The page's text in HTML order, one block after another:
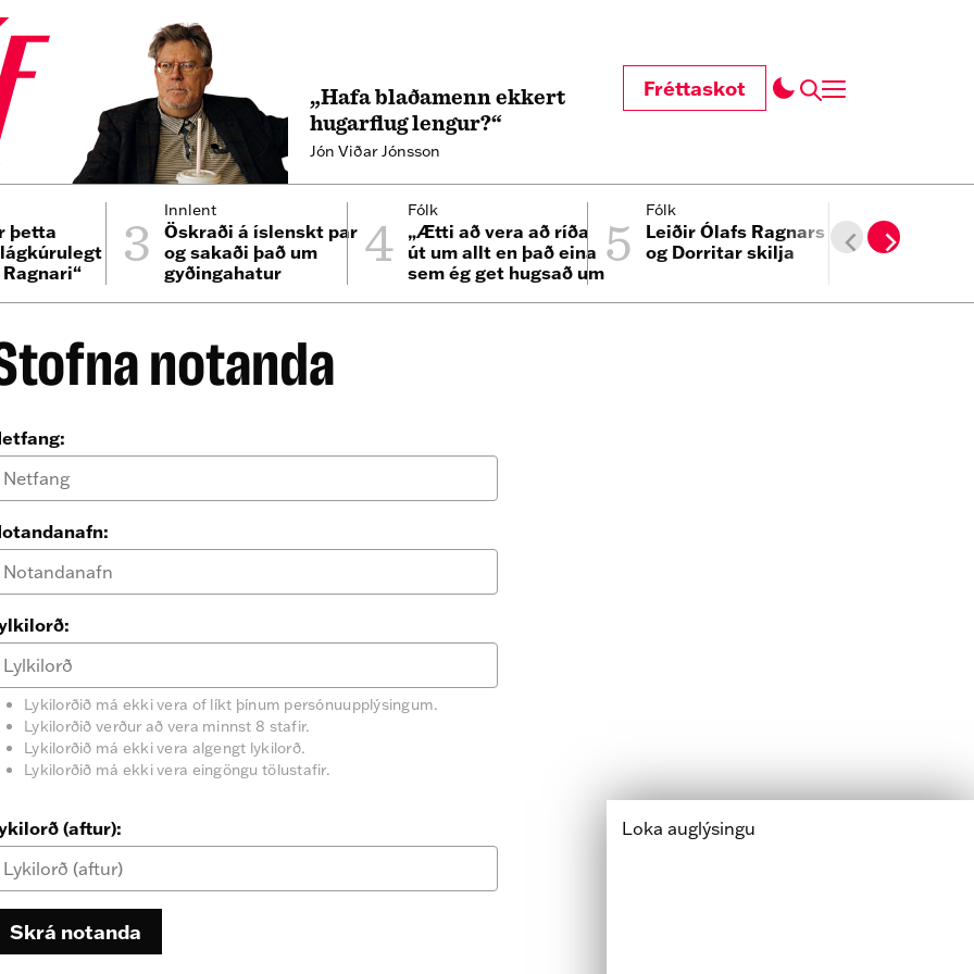
„Hafa blaðamenn ekkert
hugarflug lengur?“
Jón Viðar Jónsson
Fréttaskot
þetta
3 Innlent
Öskraði á íslenskt par
og sakaði það um
gyðingahatur
4 Fólk
„Ætti að vera að ríða
út um allt en það eina
sem ég get hugsað um5 Fólk
Leiðir Ólafs Ragnars
og Dorritar skilja
6
Hæðst
notanda
Lykilorðið má ekki vera of líkt þínum persónuupplýsingum.
Lykilorðið verður að vera minnst 8 stafir.
Lykilorðið má ekki vera algengt lykilorð.
Lykilorðið má ekki vera eingöngu tölustafir.
(aftur):
Skrá notanda
Loka auglýsingu